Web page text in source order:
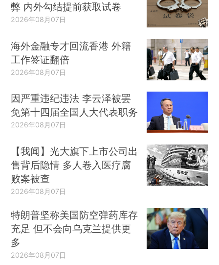
弊 内外勾结提前获取试卷
2026年08月07日
海外金融专才回流香港 外籍
工作签证翻倍
2026年08月07日
因严重违纪违法 李云泽被罢
免第十四届全国人大代表职务
2026年08月07日
【我闻】光大旗下上市公司出
售背后隐情 多人卷入医疗腐
败案被查
2026年08月07日
特朗普坚称美国防空弹药库存
充足 但不会向乌克兰提供更
多
2026年08月07日